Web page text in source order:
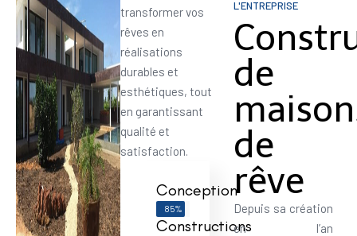
transformer vos
rêves en
réalisations
durables et
esthétiques, tout
en garantissant
qualité et
satisfaction.
Conception
85%
Constructions
L'ENTREPRISE
de
de
rêve
Depuis sa création
en l’an